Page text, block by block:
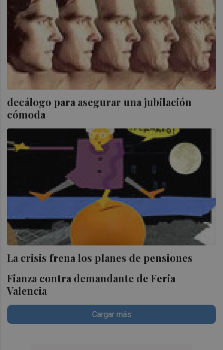
decálogo para asegurar una jubilación
cómoda
La crisis frena los planes de pensiones
Fianza contra demandante de Feria
Valencia
Cargar más